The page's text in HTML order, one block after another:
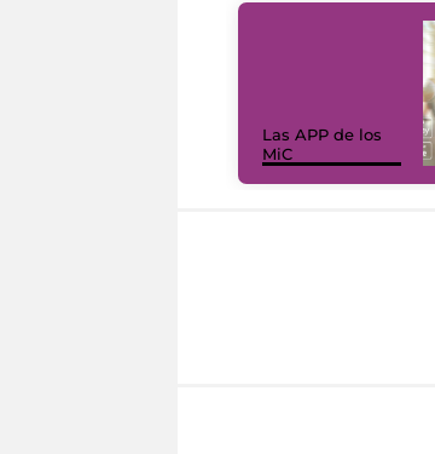
Las APP de los
MiC